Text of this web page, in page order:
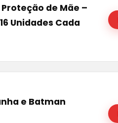
de Mãe –
Unidades Cada
e Batman